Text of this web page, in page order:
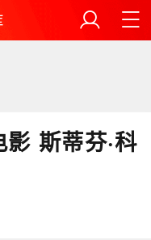
影 斯蒂芬·科